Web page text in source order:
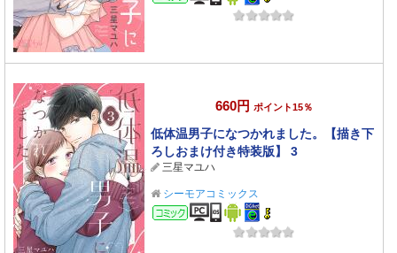
660円 ポイント15％
低体温男子になつかれました。【描き下
ろしおまけ付き特装版】 3
三星マユハ
シーモアコミックス
コミック